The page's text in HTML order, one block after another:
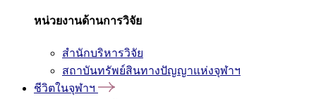
หน่วยงานด้านการวิจัย
สำนักบริหารวิจัย
สถาบันทรัพย์สินทางปัญญาแห่งจุฬาฯ
ชีวิตในจุฬาฯ